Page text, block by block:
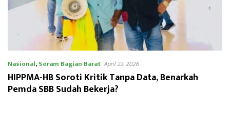
Nasional,Seram Bagian Barat April 23, 2026
HIPPMA-HB Soroti Kritik Tanpa Data, Benarkah
Pemda SBB Sudah Bekerja?